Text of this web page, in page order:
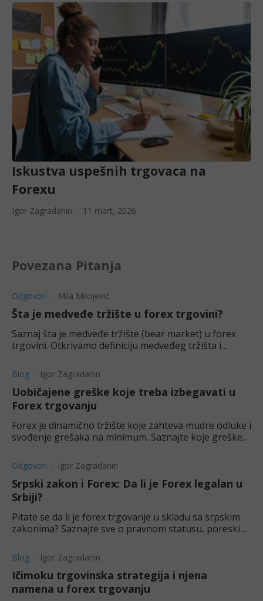
Iskustva uspešnih trgovaca na
Forexu
Igor Zagradanin 11 mart, 2026
Povezana Pitanja
Odgovori Mila Milojević
Šta je medveđe tržište u forex trgovini?
Saznaj šta je medveđe tržište (bear market) u forex
trgovini. Otkrivamo definiciju medveđeg tržišta i
obzir.
Blog Igor Zagradanin
Uobičajene greške koje treba izbegavati u
Forex trgovanju
Forex je dinamično tržište koje zahteva mudre odluke i
svođenje grešaka na minimum. Saznajte koje greške
Odgovori Igor Zagradanin
Srpski zakon i Forex: Da li je Forex legalan u
Srbiji?
Pitate se da li je forex trgovanje u skladu sa srpskim
zakonima? Saznajte sve o pravnom statusu, poreskim
Blog Igor Zagradanin
Ičimoku trgovinska strategija i njena
namena u forex trgovanju